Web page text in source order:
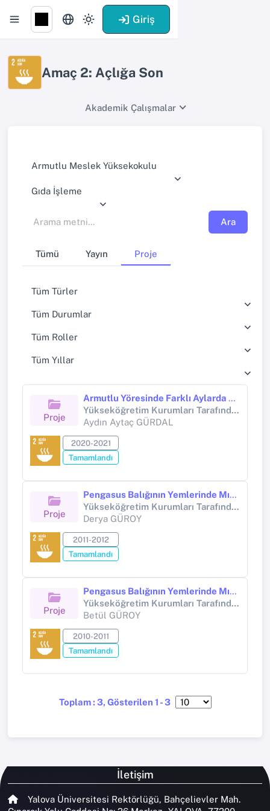
Giriş
Amaç 2: Açlığa Son
Akademik Çalışmalar
Armutlu Meslek Yüksekokulu
Gıda İşleme
Ara
Tümü Yayın Proje
Tüm Türler
Tüm Durumlar
Tüm Roller
Tüm Yıllar
Proje
Armutlu Yöresinde Farklı Aylarda Elde Edilen Keçi ve İnek Sütlerinin Peynir Randımanına Etkilerinin İncelenmesi
Yükseköğretim Kurumları Tarafından Destekli Bilimsel Araştırma Projesi (Yükseköğretim Kurumları tarafından destekli bilimsel araştırma projesi)
Aydın Aytaç GÜRDAL
2020-2021
Tamamlandı
Proje
Pengasus Balığının Yemlerinde Mısır Gluteni Kullanımının Büyüme Performansı Yem Değerlendirme Vücut Kompozisyonu ve Azot Boşaltımı Üzerine Etkisi
Yükseköğretim Kurumları Tarafından Destekli Bilimsel Araştırma Projesi (Yükseköğretim Kurumları tarafından destekli bilimsel araştırma projesi)
Derya GÜROY
2011-2012
Tamamlandı
Proje
Pengasus Balığının Yemlerinde Mısır Gluteni Kullanımının Büyüme Performansı Yem Değerlendirme Vücut Kompozisyonu ve Azot Boşaltımı Üzerine Etkisi
Yükseköğretim Kurumları Tarafından Destekli Bilimsel Araştırma Projesi (Yükseköğretim Kurumları tarafından destekli bilimsel araştırma projesi)
Betül GÜROY
2010-2011
Tamamlandı
Toplam : 3, Gösterilen 1 - 3
İletişim
Yalova Üniversitesi Rektörlüğü, Bahçelievler Mah.